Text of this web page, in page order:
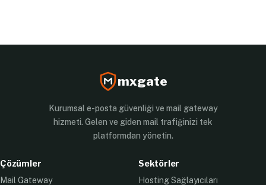
mxgate
Kurumsal e-posta güvenliği ve mail gateway
hizmeti. Gelen ve giden mail trafiğinizi tek
platformdan yönetin.
Çözümler
Mail Gateway
Sektörler
Hosting Sağlayıcıları